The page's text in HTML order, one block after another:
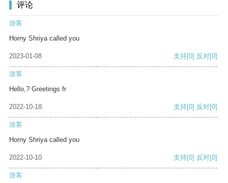
评论
游客
Horny Shriya called you
2023-01-08 支持[0] 反对[0]
游客
Hello,? Greetings fr
2022-10-18 支持[0] 反对[0]
游客
Horny Shriya called you
2022-10-10 支持[0] 反对[0]
游客